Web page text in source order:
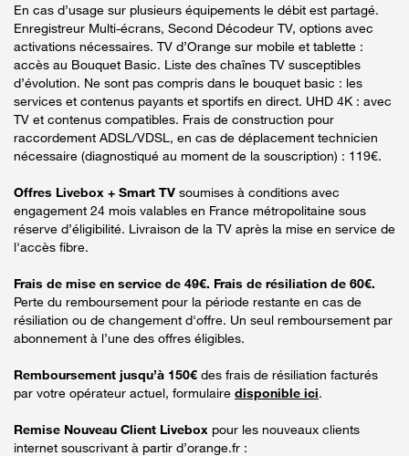
En cas d’usage sur plusieurs équipements le débit est partagé.
Enregistreur Multi-écrans, Second Décodeur TV, options avec
activations nécessaires. TV d’Orange sur mobile et tablette :
accès au Bouquet Basic. Liste des chaînes TV susceptibles
d’évolution. Ne sont pas compris dans le bouquet basic : les
services et contenus payants et sportifs en direct. UHD 4K : avec
TV et contenus compatibles. Frais de construction pour
raccordement ADSL/VDSL, en cas de déplacement technicien
nécessaire (diagnostiqué au moment de la souscription) : 119€.
Offres Livebox + Smart TV soumises à conditions avec
engagement 24 mois valables en France métropolitaine sous
réserve d’éligibilité. Livraison de la TV après la mise en service de
l'accès fibre.
Frais de mise en service de 49€. Frais de résiliation de 60€.
Perte du remboursement pour la période restante en cas de
résiliation ou de changement d'offre. Un seul remboursement par
abonnement à l’une des offres éligibles.
Remboursement jusqu’à 150€ des frais de résiliation facturés
par votre opérateur actuel, formulaire disponible ici.
Remise Nouveau Client Livebox pour les nouveaux clients
internet souscrivant à partir d’orange.fr :